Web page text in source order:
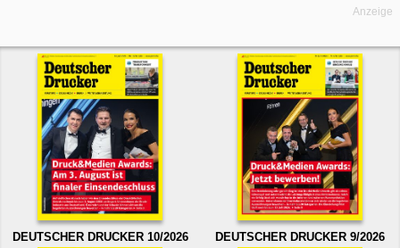
Anzeige
DEUTSCHER DRUCKER 10/2026 DEUTSCHER DRUCKER 9/2026